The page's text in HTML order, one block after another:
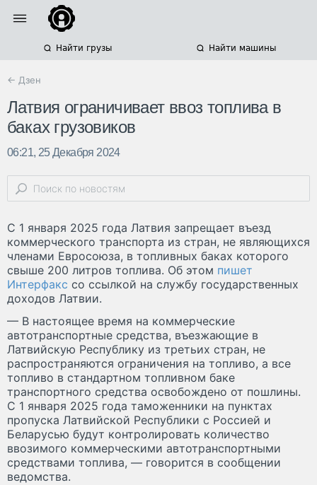
Найти грузы Найти машины
← Дзен
Латвия ограничивает ввоз топлива в
баках грузовиков
06:21, 25 Декабря 2024
С 1 января 2025 года Латвия запрещает въезд
коммерческого транспорта из стран, не являющихся
членами Евросоюза, в топливных баках которого
свыше 200 литров топлива. Об этом пишет
Интерфакс со ссылкой на службу государственных
доходов Латвии.
— В настоящее время на коммерческие
автотранспортные средства, въезжающие в
Латвийскую Республику из третьих стран, не
распространяются ограничения на топливо, а все
топливо в стандартном топливном баке
транспортного средства освобождено от пошлины.
С 1 января 2025 года таможенники на пунктах
пропуска Латвийской Республики с Россией и
Беларусью будут контролировать количество
ввозимого коммерческими автотранспортными
средствами топлива, — говорится в сообщении
ведомства.